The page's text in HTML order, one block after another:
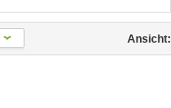
Ansicht: